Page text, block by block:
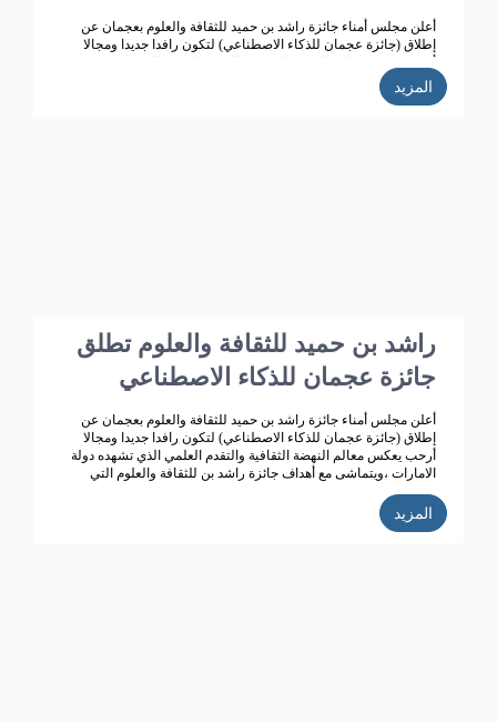
أعلن مجلس أمناء جائزة راشد بن حميد للثقافة والعلوم بعجمان عن
إطلاق (جائزة عجمان للذكاء الاصطناعي) لتكون رافدا جديدا ومجالا
الامارات ،ويتماشى مع أهداف جائزة راشد بن للثقافة والعلوم التي
تعمل على تحقيق تنمية ثقافية متميزة، ودعم حركة البحث العلمي
المزيد
راشد بن حميد للثقافة والعلوم تطلق
جائزة عجمان للذكاء الاصطناعي
أعلن مجلس أمناء جائزة راشد بن حميد للثقافة والعلوم بعجمان عن
إطلاق (جائزة عجمان للذكاء الاصطناعي) لتكون رافدا جديدا ومجالا
أرحب يعكس معالم النهضة الثقافية والتقدم العلمي الذي تشهده دولة
الامارات ،ويتماشى مع أهداف جائزة راشد بن للثقافة والعلوم التي
تعمل على تحقيق تنمية ثقافية متميزة، ودعم حركة البحث العلمي
واثراء الحياة الثقافية المتطورة في دولة الامارات، الى جانب تكريم
الباحثين ودعم انتاجهم العلمي كي يساهم في احداث نقلة حضارية
المزيد